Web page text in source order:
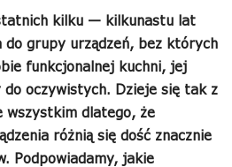
kilku — kilkunastu lat
do grupy urządzeń, bez których
funkcjonalnej kuchni, jej
do oczywistych. Dzieje się tak z
wszystkim dlatego, że
różnią się dość znacznie
Podpowiadamy, jakie